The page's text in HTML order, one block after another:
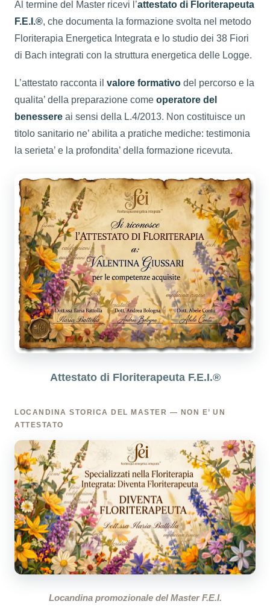
Al termine del Master ricevi l’attestato di Floriterapeuta
F.E.I.®, che documenta la formazione svolta nel metodo
Floriterapia Energetica Integrata e lo studio dei 38 Fiori
di Bach integrati con la struttura energetica delle Logge.
L’attestato racconta il valore formativo del percorso e la
qualita’ della preparazione come operatore del
benessere ai sensi della L.4/2013. Non costituisce un
titolo sanitario ne’ abilita a pratiche mediche: testimonia
la serieta’ e la profondita’ della formazione ricevuta.
Attestato di Floriterapeuta F.E.I.®
LOCANDINA STORICA DEL MASTER — NON E’ UN
ATTESTATO
Locandina promozionale del Master F.E.I.